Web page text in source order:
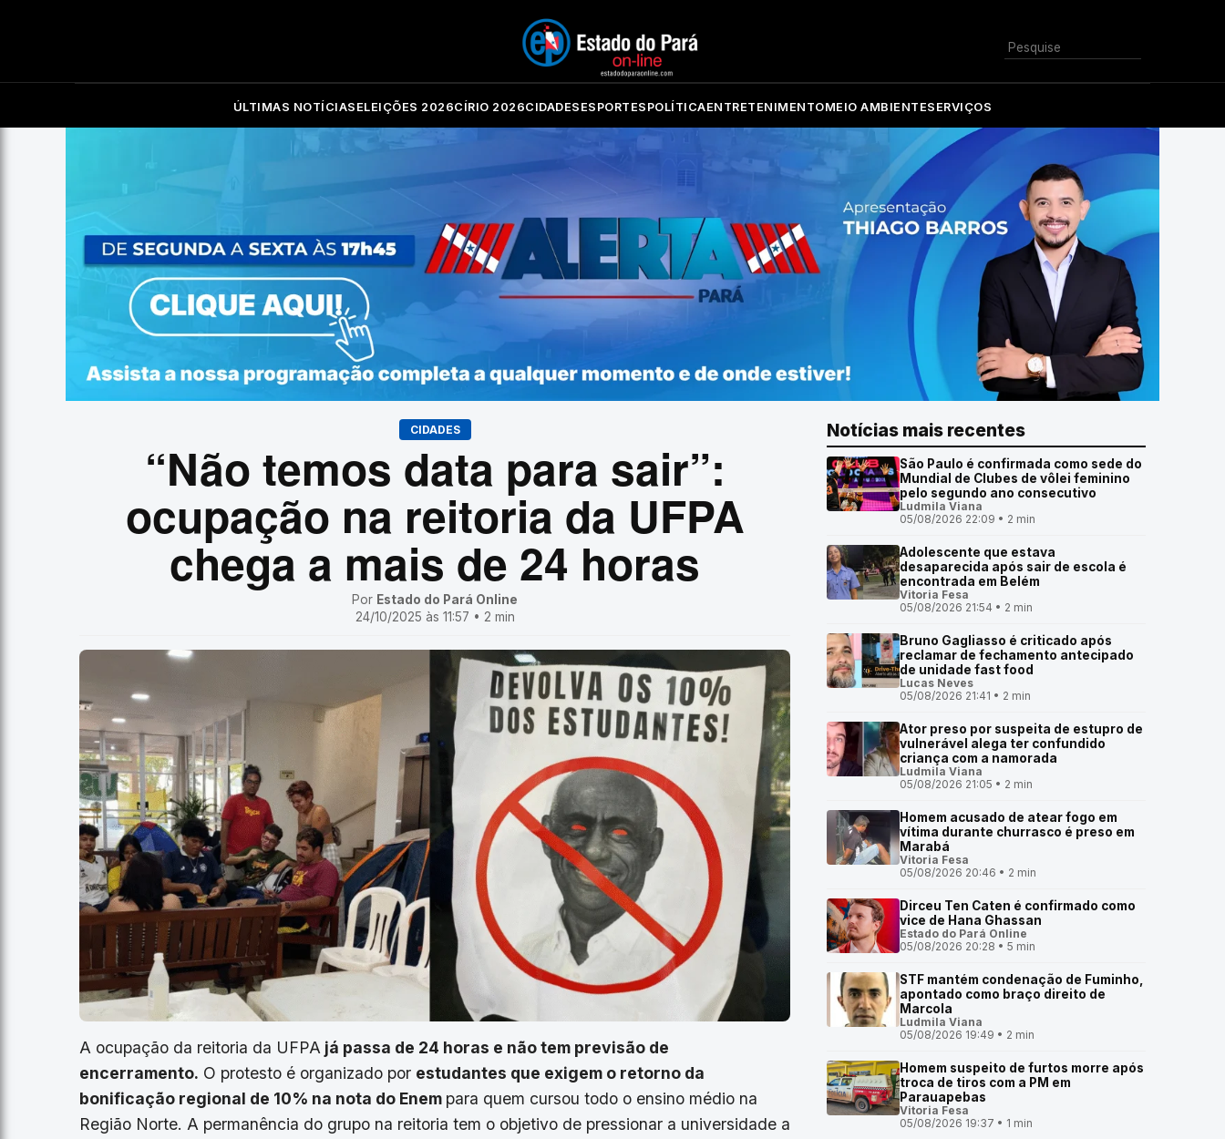
Buscar
ÚLTIMAS NOTÍCIAS ELEIÇÕES 2026CÍRIO 2026CIDADES ESPORTES POLÍTICAENTRETENIMENTOMEIO AMBIENTESERVIÇOS
CIDADES
“Não temos data para sair”:
ocupação na reitoria da UFPA
chega a mais de 24 horas
Por Estado do Pará Online
24/10/2025 às 11:57 • 2 min
A ocupação da reitoria da UFPA já passa de 24 horas e não tem previsão de
encerramento. O protesto é organizado por estudantes que exigem o retorno da
bonificação regional de 10% na nota do Enem para quem cursou todo o ensino médio na
Região Norte. A permanência do grupo na reitoria tem o objetivo de pressionar a universidade a
Notícias mais recentes
São Paulo é confirmada como sede do
Mundial de Clubes de vôlei feminino
pelo segundo ano consecutivo
Ludmila Viana
05/08/2026 22:09 • 2 min
Adolescente que estava
desaparecida após sair de escola é
encontrada em Belém
Vitoria Fesa
05/08/2026 21:54 • 2 min
Bruno Gagliasso é criticado após
reclamar de fechamento antecipado
de unidade fast food
Lucas Neves
05/08/2026 21:41 • 2 min
Ator preso por suspeita de estupro de
vulnerável alega ter confundido
criança com a namorada
Ludmila Viana
05/08/2026 21:05 • 2 min
Homem acusado de atear fogo em
vítima durante churrasco é preso em
Marabá
Vitoria Fesa
05/08/2026 20:46 • 2 min
Dirceu Ten Caten é confirmado como
vice de Hana Ghassan
Estado do Pará Online
05/08/2026 20:28 • 5 min
STF mantém condenação de Fuminho,
apontado como braço direito de
Marcola
Ludmila Viana
05/08/2026 19:49 • 2 min
Homem suspeito de furtos morre após
troca de tiros com a PM em
Parauapebas
Vitoria Fesa
05/08/2026 19:37 • 1 min